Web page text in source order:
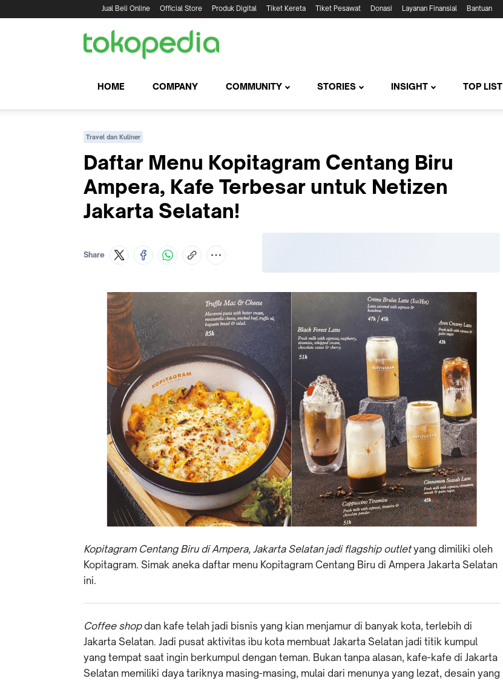
Jual Beli Online Official Store Produk Digital Tiket Kereta Tiket Pesawat Donasi Layanan Finansial Bantuan
HOME COMPANY COMMUNITY STORIES INSIGHT TOP LIST
Travel dan Kuliner
Daftar Menu Kopitagram Centang Biru
Ampera, Kafe Terbesar untuk Netizen
Jakarta Selatan!
Share
Kopitagram Centang Biru di Ampera, Jakarta Selatan jadi flagship outletyang dimiliki oleh
Kopitagram. Simak aneka daftar menu Kopitagram Centang Biru di Ampera Jakarta Selatan
ini.
Coffee shopdan kafe telah jadi bisnis yang kian menjamur di banyak kota, terlebih di
Jakarta Selatan. Jadi pusat aktivitas ibu kota membuat Jakarta Selatan jadi titik kumpul
yang tempat saat ingin berkumpul dengan teman. Bukan tanpa alasan, kafe-kafe di Jakarta
Selatan memiliki daya tariknya masing-masing, mulai dari menunya yang lezat, desain yang